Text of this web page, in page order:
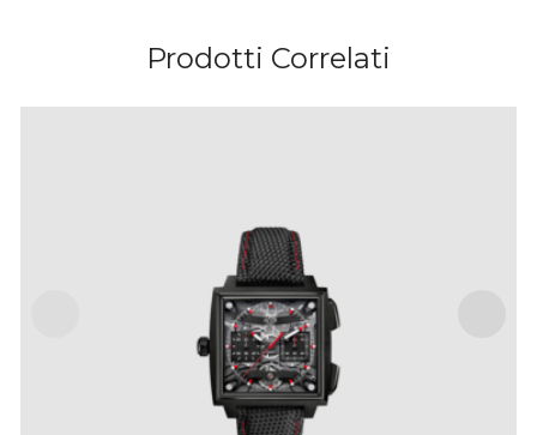
Prodotti Correlati
TAG HEUER MONACO EVERGRAPH – 40 MM
25,000.00 IVA Inclusa